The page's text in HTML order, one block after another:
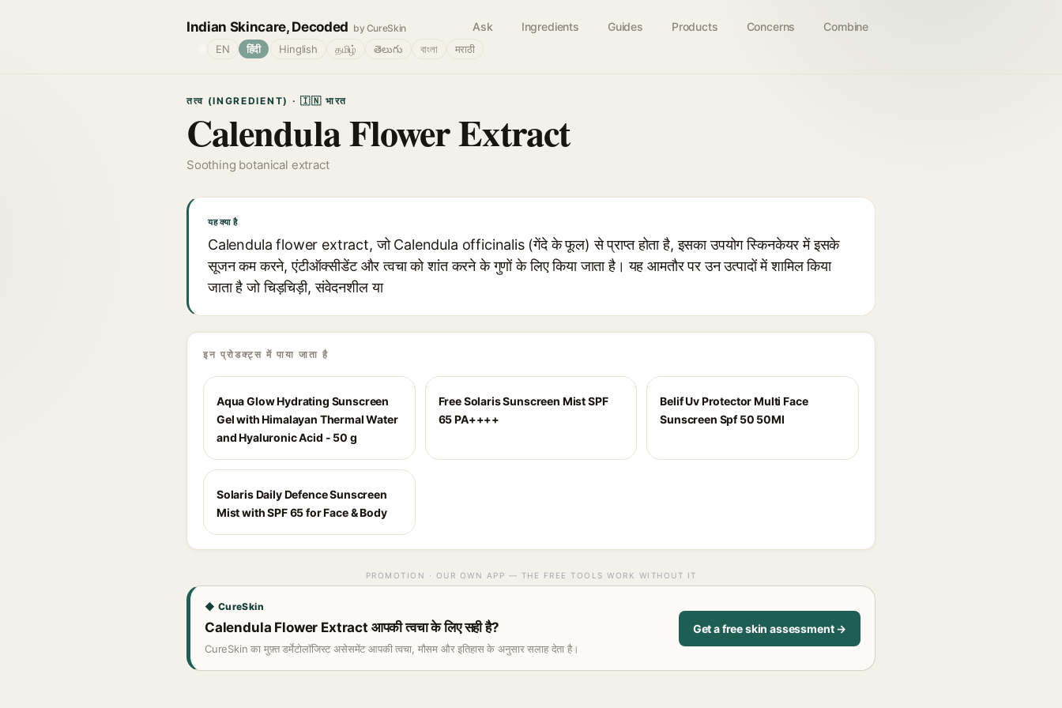
Indian Skincare, Decoded by CureSkin Ask Ingredients Guides Products Concerns Combine
EN हिंदी Hinglish தமிழ் తెలుగు বাংলা मराठी
तत्व (INGREDIENT) · 🇮🇳 भारत
Calendula Flower Extract
Soothing botanical extract
यह क्या है
Calendula flower extract, जो Calendula officinalis (गेंदे के फूल) से प्राप्त होता है, इसका उपयोग स्किनकेयर में इसके
सूजन कम करने, एंटीऑक्सीडेंट और त्वचा को शांत करने के गुणों के लिए किया जाता है। यह आमतौर पर उन उत्पादों में शामिल किया
जाता है जो चिड़चिड़ी, संवेदनशील या
इन प्रोडक्ट्स में पाया जाता है
Aqua Glow Hydrating Sunscreen
Gel with Himalayan Thermal Water
and Hyaluronic Acid - 50 g
Free Solaris Sunscreen Mist SPF
65 PA++++
Belif Uv Protector Multi Face
Sunscreen Spf 50 50Ml
Solaris Daily Defence Sunscreen
Mist with SPF 65 for Face & Body
PROMOTION · OUR OWN APP — THE FREE TOOLS WORK WITHOUT IT
◆ CureSkin
Calendula Flower Extract आपकी त्वचा के लिए सही है?
CureSkin का मुफ़्त डर्मेटोलॉजिस्ट असेसमेंट आपकी त्वचा, मौसम और इतिहास के अनुसार सलाह देता है।
Get a free skin assessment →